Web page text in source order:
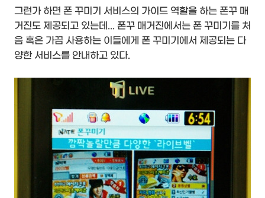
그런가 하면 폰 꾸미기 서비스의 가이드 역할을 하는 폰꾸 매
거진도 제공되고 있는데... 폰꾸 매거진에서는 폰 꾸미기를 처
음 혹은 가끔 사용하는 이들에게 폰 꾸미기에서 제공되는 다
양한 서비스를 안내하고 있다.